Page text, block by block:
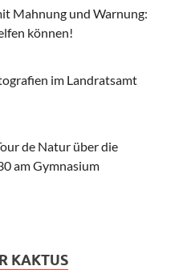
Mahnung und Warnung:
können!
im Landratsamt
de Natur über die
am Gymnasium
KAKTUS